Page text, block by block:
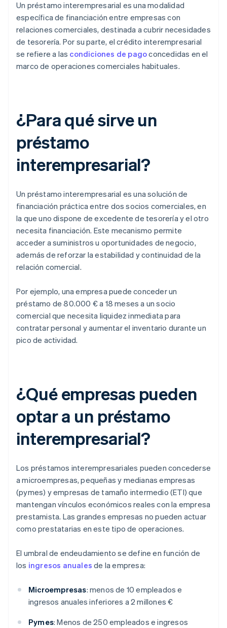
Un préstamo interempresarial es una modalidad
específica de financiación entre empresas con
relaciones comerciales, destinada a cubrir necesidades
de tesorería. Por su parte, el crédito interempresarial
se refiere a las condiciones de pagoconcedidas en el
marco de operaciones comerciales habituales.
¿Para qué sirve un
préstamo
interempresarial?
Un préstamo interempresarial es una solución de
financiación práctica entre dos socios comerciales, en
la que uno dispone de excedente de tesorería y el otro
necesita financiación. Este mecanismo permite
acceder a suministros u oportunidades de negocio,
además de reforzar la estabilidad y continuidad de la
relación comercial.
Por ejemplo, una empresa puede conceder un
préstamo de 80.000 € a 18 meses a un socio
comercial que necesita liquidez inmediata para
contratar personal y aumentar el inventario durante un
pico de actividad.
¿Qué empresas pueden
optar a un préstamo
interempresarial?
Los préstamos interempresariales pueden concederse
a microempresas, pequeñas y medianas empresas
(pymes) y empresas de tamaño intermedio (ETI) que
mantengan vínculos económicos reales con la empresa
prestamista. Las grandes empresas no pueden actuar
como prestatarias en este tipo de operaciones.
El umbral de endeudamiento se define en función de
los ingresos anuales de la empresa:
Microempresas: menos de 10 empleados e
ingresos anuales inferiores a 2 millones €
Pymes: Menos de 250 empleados e ingresos